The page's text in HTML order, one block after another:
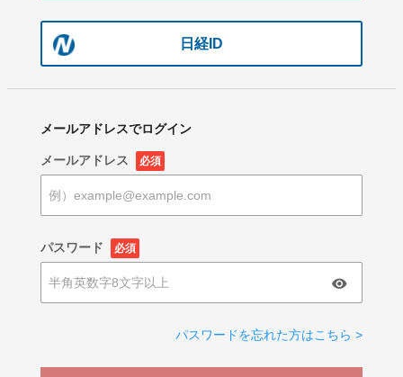
日経ID
メールアドレスでログイン
メールアドレス 必須
パスワード 必須
パスワードを忘れた方はこちら >